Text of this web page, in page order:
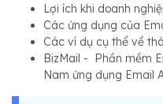
Lợi ích khi doanh
Các ứng dụng của
Các ví dụ cụ thể về
BizMail - Phần mềm
Nam ứng dụng Email